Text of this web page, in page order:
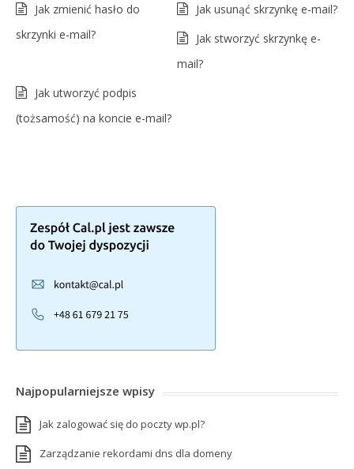
Jak zmienić hasło do
skrzynki e-mail?
Jak usunąć skrzynkę e-mail?
Jak stworzyć skrzynkę e-
mail?
Jak utworzyć podpis
(tożsamość) na koncie e-mail?
Najpopularniejsze wpisy
Jak zalogować się do poczty wp.pl?
Zarządzanie rekordami dns dla domeny